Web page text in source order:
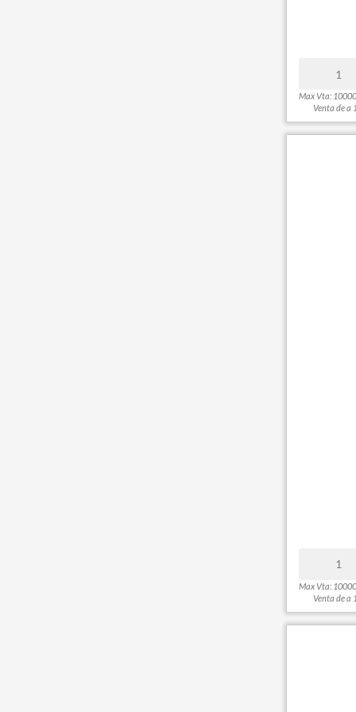
Max Vta:
Venta de a
Max Vta:
Venta de a